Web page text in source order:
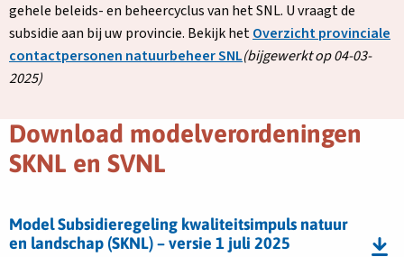
gehele beleids- en beheercyclus van het SNL. U vraagt de
subsidie aan bij uw provincie. Bekijk hetOverzicht provinciale
contactpersonen natuurbeheer SNLDeze
een
(bijgewerkt op 04-03-
2025)
Download modelverordeningen
SKNL en SVNL
Model Subsidieregeling kwaliteitsimpuls natuur
en landschap (SKNL) – versie 1 juli 2025
Download
bestand